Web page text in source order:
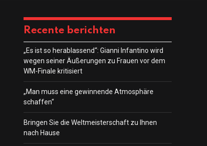
Recente berichten
„Es ist so herablassend“: Gianni Infantino wird
wegen seiner Äußerungen zu Frauen vor dem
WM-Finale kritisiert
„Man muss eine gewinnende Atmosphäre
schaffen“
Bringen Sie die Weltmeisterschaft zu Ihnen
nach Hause